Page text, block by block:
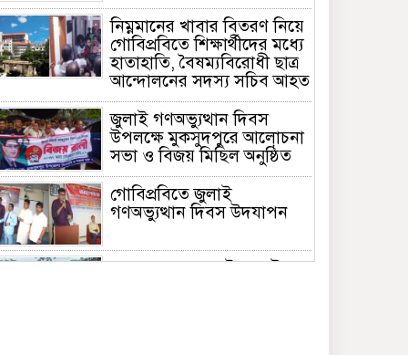
নিম্নমানের খাবার বিতরণ নিয়ে
গোবিপ্রবিতে শিক্ষার্থীদের মধ্যে
হাতাহাতি, বৈষম্যবিরোধী ছাত্র
আন্দোলনের সদস্য সচিব আহত
জুলাই গণঅভ্যুত্থান দিবস
উপলক্ষে মুকসুদপুরে আলোচনা
সভা ও বিজয় মিছিল অনুষ্ঠিত
গোবিপ্রবিতে জুলাই
গণঅভ্যুত্থান দিবস উদযাপন
মুকসুদপুরে প্রায় দুই লাখ টাকার